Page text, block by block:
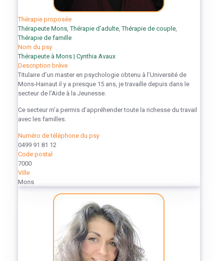
Nom du psy
Thérapeute à Mons | Cynthia Avaux
Thérapie proposée
Thérapeute Mons,Thérapie d’adulte,Thérapie de couple,
Thérapie de famille
Description brève
Titulaire d’un master en psychologie obtenu à l’Université de
Mons-Hainaut il y a presque 15 ans, je travaille depuis dans le
secteur de l’Aide à la Jeunesse.
Ce secteur m’a permis d’appréhender toute la richesse du travail
avec les familles.
Numéro de téléphone du psy
0499 91 81 12
Code postal
7000
Ville
Mons